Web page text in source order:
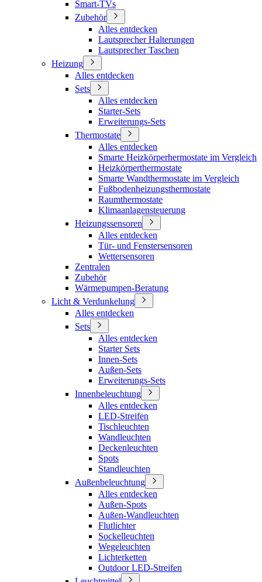
Smart-TVs
Zubehör
Alles entdecken
Lautsprecher Halterungen
Lautsprecher Taschen
Heizung
Alles entdecken
Sets
Alles entdecken
Starter-Sets
Erweiterungs-Sets
Thermostate
Alles entdecken
Smarte Heizkörperhermostate im Vergleich
Heizkörperthermostate
Smarte Wandthermostate im Vergleich
Fußbodenheizungsthermostate
Raumthermostate
Klimaanlagensteuerung
Heizungssensoren
Alles entdecken
Tür- und Fenstersensoren
Wettersensoren
Zentralen
Zubehör
Wärmepumpen-Beratung
Licht & Verdunkelung
Alles entdecken
Sets
Alles entdecken
Starter Sets
Innen-Sets
Außen-Sets
Erweiterungs-Sets
Innenbeleuchtung
Alles entdecken
LED-Streifen
Tischleuchten
Wandleuchten
Deckenleuchten
Spots
Standleuchten
Außenbeleuchtung
Alles entdecken
Außen-Spots
Außen-Wandleuchten
Flutlichter
Sockelleuchten
Wegeleuchten
Lichterketten
Outdoor LED-Streifen